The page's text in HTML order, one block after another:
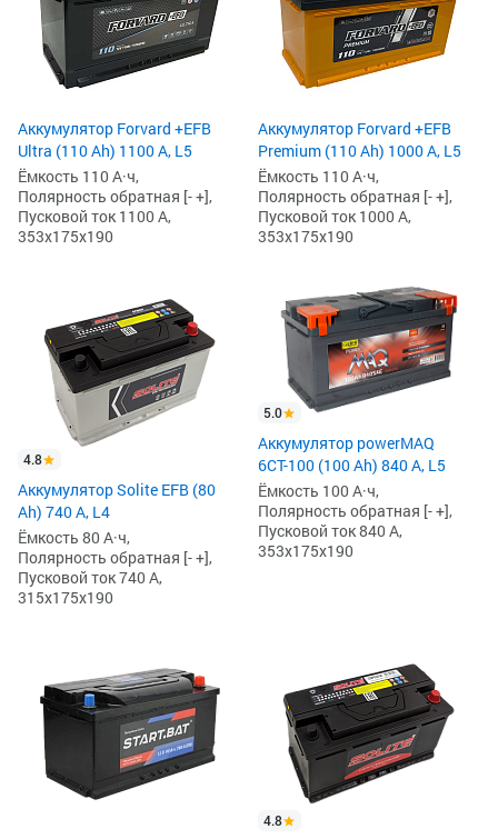
Аккумулятор Forvard +EFB
Ultra (110 Ah) 1100 А, L5
Ёмкость 110 А·ч,
Полярность обратная [- +],
Пусковой ток 1100 А,
353x175x190
Аккумулятор Forvard +EFB
Premium (110 Ah) 1000 А, L5
Ёмкость 110 А·ч,
Полярность обратная [- +],
Пусковой ток 1000 А,
353x175x190
4.8
Аккумулятор Solite EFB (80
Ah) 740 А, L4
Ёмкость 80 А·ч,
Полярность обратная [- +],
Пусковой ток 740 А,
315x175x190
5.0
Аккумулятор powerMAQ
6СТ-100 (100 Ah) 840 А, L5
Ёмкость 100 А·ч,
Полярность обратная [- +],
Пусковой ток 840 А,
353x175x190
4.8